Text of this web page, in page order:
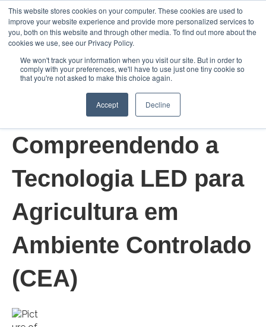
This website stores cookies on your computer. These cookies are used to
improve your website experience and provide more personalized services to
you, both on this website and through other media. To find out more about the
cookies we use, see our Privacy Policy.
We won't track your information when you visit our site. But in order to
comply with your preferences, we'll have to use just one tiny cookie so
that you're not asked to make this choice again.
Accept Decline
Abrir
24/abr/2024 7:33:23
Compreendendo a
Tecnologia LED para
Agricultura em
Ambiente Controlado
(CEA)